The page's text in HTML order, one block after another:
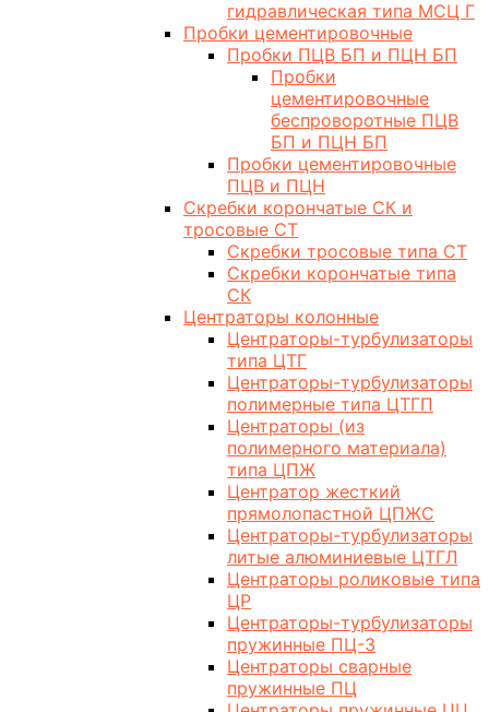
гидравлическая типа МСЦ Г
Пробки цементировочные
Пробки ПЦВ БП и ПЦН БП
Пробки
цементировочные
беспроворотные ПЦВ
БП и ПЦН БП
Пробки цементировочные
ПЦВ и ПЦН
Скребки корончатые СК и
тросовые СТ
Скребки тросовые типа СТ
Скребки корончатые типа
СК
Центраторы колонные
Центраторы-турбулизаторы
типа ЦТГ
Центраторы-турбулизаторы
полимерные типа ЦТГП
Центраторы (из
полимерного материала)
типа ЦПЖ
Центратор жесткий
прямолопастной ЦПЖС
Центраторы-турбулизаторы
литые алюминиевые ЦТГЛ
Центраторы роликовые типа
ЦР
Центраторы-турбулизаторы
пружинные ПЦ-3
Центраторы сварные
пружинные ПЦ